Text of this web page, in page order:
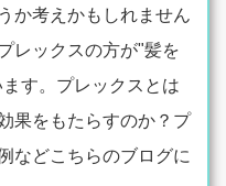
か考えかもしれません
レックスの方が"髪を
す。プレックスとは
果をもたらすのか？プ
などこちらのブログに